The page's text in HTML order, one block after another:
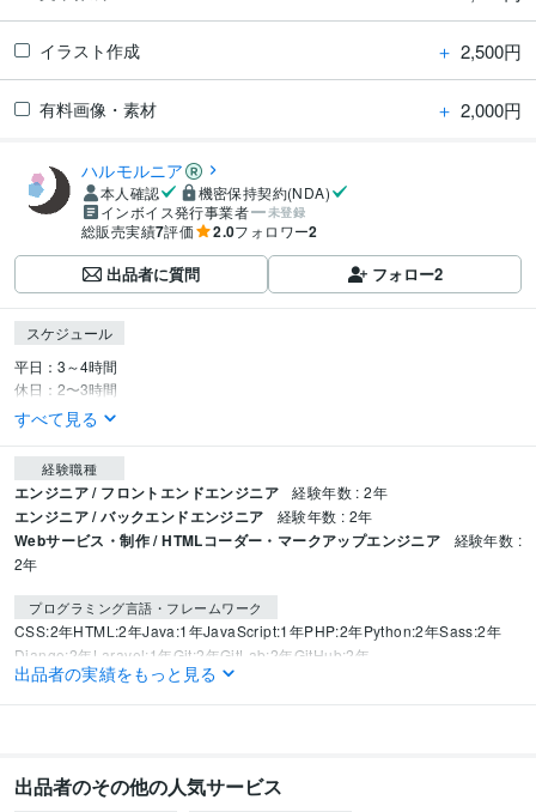
イラスト作成 ＋ 2,500円
有料画像・素材 ＋ 2,000円
ハルモルニア
本人確認
機密保持契約(NDA)
インボイス発行事業者
未登録
総販売実績7評価 2.0フォロワー2
出品者に質問 フォロー2
スケジュール
平日：3～4時間
休日：2〜3時間
すべて見る
経験職種
エンジニア / フロントエンドエンジニア 経験年数 : 2年
エンジニア / バックエンドエンジニア 経験年数 : 2年
Webサービス・制作 / HTMLコーダー・マークアップエンジニア
経験年数 :
2年
プログラミング言語・フレームワーク
CSS:2年HTML:2年Java:1年JavaScript:1年PHP:2年Python:2年Sass:2年
Django:2年Laravel:1年Git:2年GitLab:2年GitHub:2年
CLIP STUDIO PAINT:0年ibisPaint:0年MuseScore:0年
出品者の実績をもっと見る
出品者のその他の人気サービス